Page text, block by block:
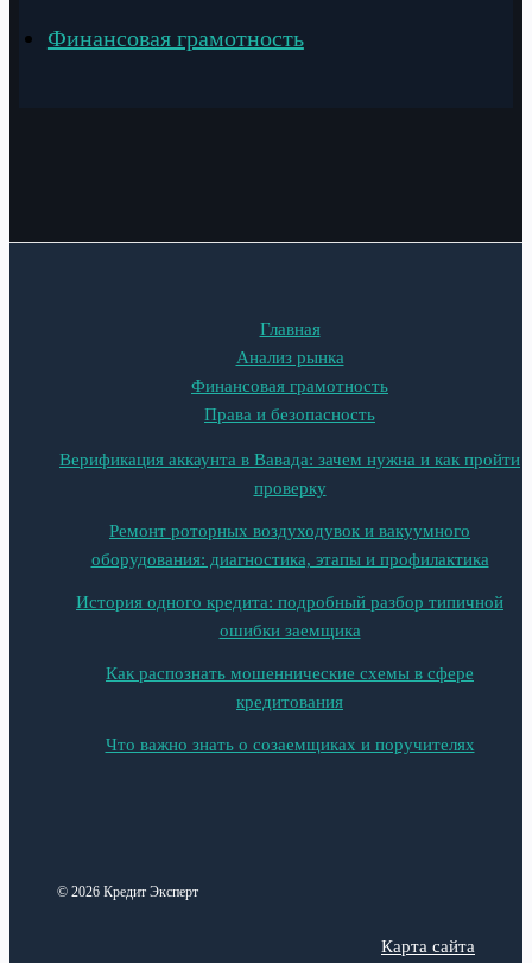
Финансовая грамотность
Главная
Анализ рынка
Финансовая грамотность
Права и безопасность
Верификация аккаунта в Вавада: зачем нужна и как пройти
проверку
Ремонт роторных воздуходувок и вакуумного
оборудования: диагностика, этапы и профилактика
История одного кредита: подробный разбор типичной
ошибки заемщика
Как распознать мошеннические схемы в сфере
кредитования
Что важно знать о созаемщиках и поручителях
© 2026 Кредит Эксперт
Карта сайта